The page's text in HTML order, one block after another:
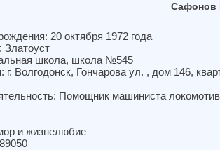
Сафонов
20 октября 1972 года
Златоуст
школа, школа №545
Волгодонск, Гончарова ул. , дом 146,
Помощник машиниста
и жизнелюбие